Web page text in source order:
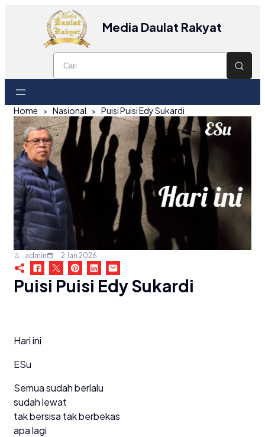
Media Daulat Rakyat
Home Nasional Puisi Puisi Edy Sukardi
admin 2 Jan 2026
Puisi Puisi Edy Sukardi
Hari ini
ESu
Semua sudah berlalu
sudah lewat
tak bersisa tak berbekas
apa lagi